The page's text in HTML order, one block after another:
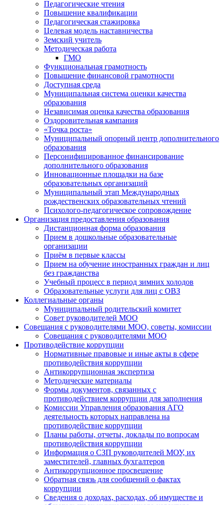
Педагогические чтения
Повышение квалификации
Педагогическая стажировка
Целевая модель наставничества
Земский учитель
Методическая работа
ГМО
Функциональная грамотность
Повышение финансовой грамотности
Доступная среда
Муниципальная система оценки качества
образования
Независимая оценка качества образования
Оздоровительная кампания
«Точка роста»
Муниципальный опорный центр дополнительного
образования
Персонифицированное финансирование
дополнительного образования
Инновационные площадки на базе
образовательных организаций
Муниципальный этап Международных
рождественских образовательных чтений
Психолого-педагогическое сопровождение
Организация предоставления образования
Дистанционная форма образования
Прием в дошкольные образовательные
организации
Приём в первые классы
Прием на обучение иностранных граждан и лиц
без гражданства
Учебный процесс в период зимних холодов
Образовательные услуги для лиц с ОВЗ
Коллегиальные органы
Муниципальный родительский комитет
Совет руководителей МОО
Совещания с руководителями МОО, советы, комиссии
Совещания с руководителями МОО
Противодействие коррупции
Нормативные правовые и иные акты в сфере
противодействия коррупции
Антикоррупционная экспертиза
Методические материалы
Формы документов, связанных с
противодействием коррупции для заполнения
Комиссии Управления образования АГО
деятельность которых направлена на
противодействие коррупции
Планы работы, отчеты, доклады по вопросам
противодействия коррупции
Информация о СЗП руководителей МОУ, их
заместителей, главных бухгалтеров
Антикоррупционное просвещение
Обратная связь для сообщений о фактах
коррупции
Сведения о доходах, расходах, об имуществе и